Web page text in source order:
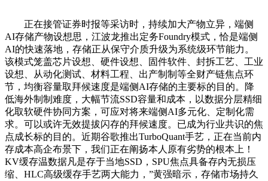
正在接管证券时报等采访时，持续加大产物立异，端侧
AI存储产物设想思，江波龙推出定务Foundry模式，恰是端侧
AI的快速落地，存储正从保守介质升级为系统级环节能力。
该模式笼盖芯片设想、硬件设想、固件软件、封拆工艺、工业
设想、从动化测试、材料工程、出产制制等全财产链焦点环
节，均衡容量取拜候速度是端侧AI存储的主要标的目的。降
低海外制制难度，大幅节流SSD容量和成本，以数据分层精细
化取软硬件协同方案，可应对将来端侧AI多元化、定制化需
求。可以或许无效提拔闪存的拜候速度。已成为行业共识的焦
点成长标的目的。近期谷歌推出TurboQuant手艺，正在当前内
存成本高企布景下，我们正在阐扬本人原有劣势的根本上！
KV缓存温数据凡是存于当地SSD，SPU焦点具备存内无损压
缩、HLC高级缓存手艺两大能力，”黄强暗示，存储市场持久